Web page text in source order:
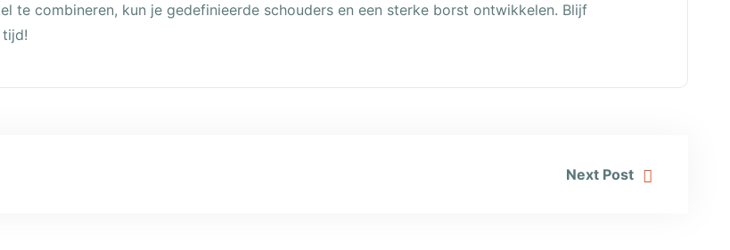
te combineren, kun je gedefinieerde schouders en een sterke borst ontwikkelen. Blijf
Next Post